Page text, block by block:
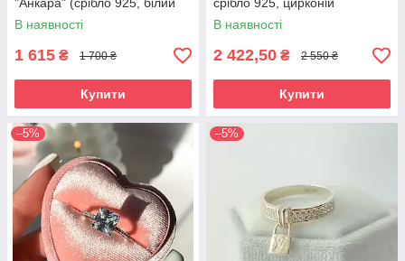
"Анкара" (срібло 925, білий
цирконій)
В наявності
1 615 ₴ 1 700 ₴
Купити
срібло 925, цирконій
В наявності
2 422,50 ₴ 2 550 ₴
Купити
–5% –5%